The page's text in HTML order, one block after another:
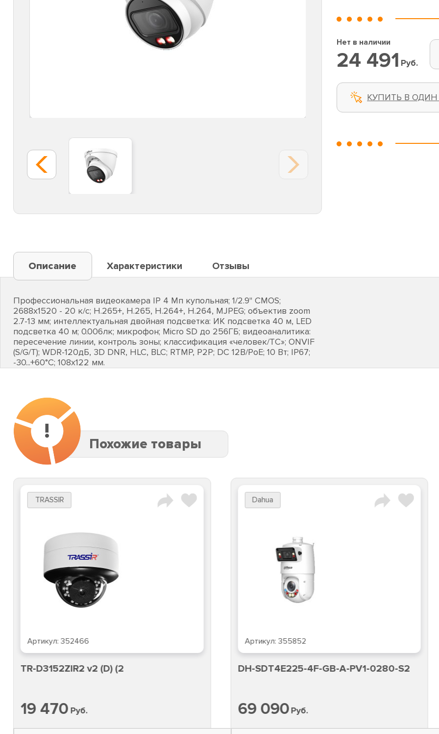
Нет в наличии
24 491 Руб.
КУПИТЬ В
Описание Характеристики Отзывы
Профессиональная видеокамера IP 4 Мп купольная; 1/2.9" CMOS;
2688х1520 - 20 к/с; Н.265+, H.265, H.264+, H.264, MJPEG; объектив zoom
2.7-13 мм; интеллектуальная двойная подсветка: ИК подсветка 40 м, LED
подсветка 40 м; 0.006лк; микрофон; Micro SD до 256ГБ; видеоаналитика:
пересечение линии, контроль зоны; классификация «человек/ТС»; ONVIF
(S/G/T); WDR-120дБ, 3D DNR, HLC, BLC; RTMP, P2P; DC 12В/PoE; 10 Вт; IP67;
-30...+60°C; 108х122 мм.
!
Похожие товары
TRASSIR
Артикул:352466
TR-D3152ZIR2 v2 (D) (2
19 470 Руб.
Dahua
Артикул:355852
DH-SDT4E225-4F-GB-A-PV1-0280-S2
69 090Руб.